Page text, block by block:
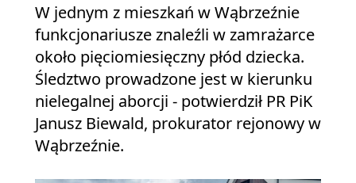
W jednym z mieszkań w Wąbrzeźnie
funkcjonariusze znaleźli w zamrażarce
około pięciomiesięczny płód dziecka.
Śledztwo prowadzone jest w kierunku
nielegalnej aborcji - potwierdził PR PiK
Janusz Biewald, prokurator rejonowy w
Wąbrzeźnie.